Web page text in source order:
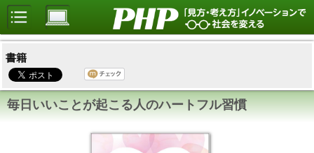
書籍
毎日いいことが起こる人のハートフル習慣